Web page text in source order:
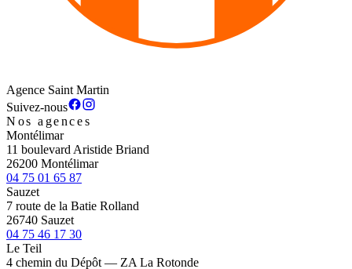
Agence Saint Martin
Suivez-nous
Nos agences
Montélimar
11 boulevard Aristide Briand
26200 Montélimar
04 75 01 65 87
Sauzet
7 route de la Batie Rolland
26740 Sauzet
04 75 46 17 30
Le Teil
4 chemin du Dépôt — ZA La Rotonde